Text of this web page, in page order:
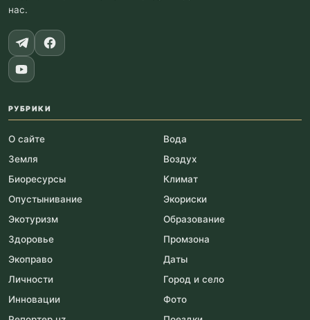
нас.
РУБРИКИ
О сайте
Вода
Земля
Воздух
Биоресурсы
Климат
Опустынивание
Экориски
Экотуризм
Образование
Здоровье
Промзона
Экоправо
Даты
Личности
Город и село
Инновации
Фото